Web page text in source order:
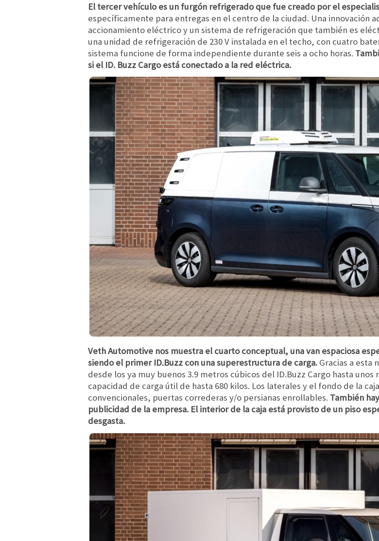
El tercer vehículo es un furgón refrigerado que fue creado por el
específicamente para entregas en el centro de la ciudad. Una innovación
accionamiento eléctrico y un sistema de refrigeración que también es
una unidad de refrigeración de 230 V instalada en el techo, con cuatro
sistema funcione de forma independiente durante seis a ocho horas.
si el ID. Buzz Cargo está conectado a la red eléctrica.
Veth Automotive nos muestra el cuarto conceptual, una van espaciosa
siendo el primer ID.Buzz con una superestructura de carga. Gracias a esta
desde los ya muy buenos 3.9 metros cúbicos del ID.Buzz Cargo hasta
capacidad de carga útil de hasta 680 kilos. Los laterales y el fondo de la
convencionales, puertas correderas y/o persianas enrollables. También
publicidad de la empresa. El interior de la caja está provisto de un piso
desgasta.